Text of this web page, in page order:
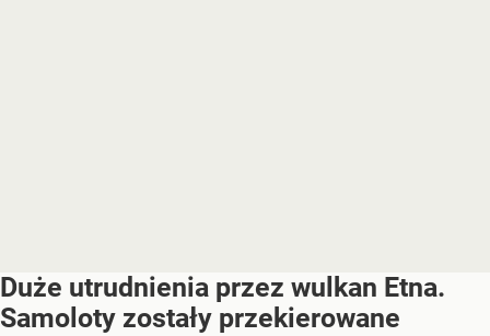
Duże utrudnienia przez wulkan Etna.
Samoloty zostały przekierowane